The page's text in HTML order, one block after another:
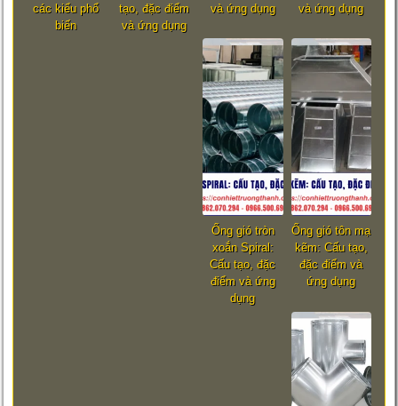
các kiểu phổ
biến
tạo, đặc điểm
và ứng dụng
và ứng dụng
và ứng dụng
Ống gió tròn
xoắn Spiral:
Cấu tạo, đặc
điểm và ứng
dụng
Ống gió tôn mạ
kẽm: Cấu tạo,
đặc điểm và
ứng dụng